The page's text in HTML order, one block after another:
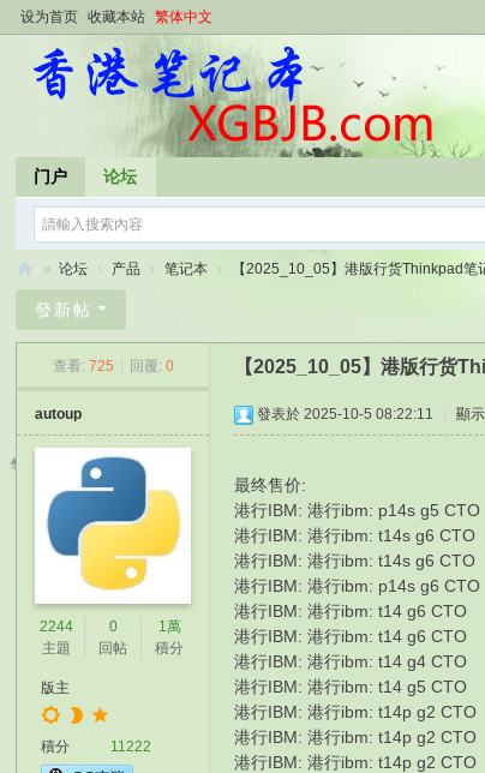
设为首页 收藏本站 繁体中文
门户 论坛
港
记
» 论坛 › 产品 › 笔记本 › 【2025_10_05】港版行货Thinkpad笔
發新帖
查看: 725 回覆: 0 【2025_10_05】港版行货
autoup
2244
主題
0
回帖
1萬
積分
版主
積分 11222
發表於 2025-10-5 08:22:11 顯
最终售价:
港行IBM: 港行ibm: p14s g5
港行IBM: 港行ibm: t14s g6
港行IBM: 港行ibm: t14s g6
港行IBM: 港行ibm: p14s g6
港行IBM: 港行ibm: t14 g6
港行IBM: 港行ibm: t14 g6
港行IBM: 港行ibm: t14 g4
港行IBM: 港行ibm: t14 g5
港行IBM: 港行ibm: t14p g2
港行IBM: 港行ibm: t14p g2
港行IBM: 港行ibm: t14p g2